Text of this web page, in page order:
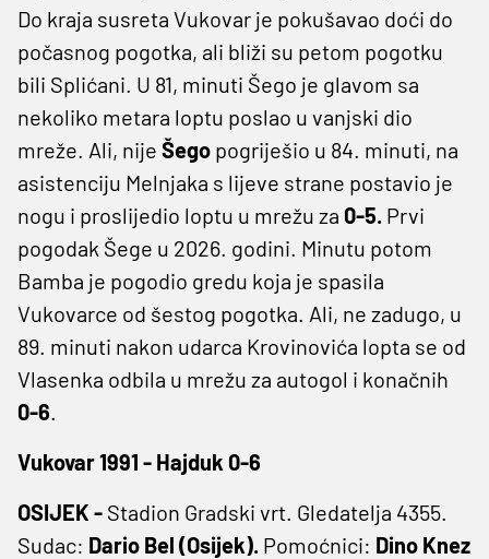
Do kraja susreta Vukovar je pokušavao doći do
počasnog pogotka, ali bliži su petom pogotku
bili Splićani. U 81, minuti Šego je glavom sa
nekoliko metara loptu poslao u vanjski dio
mreže. Ali, nije Šego pogriješio u 84. minuti, na
asistenciju Melnjaka s lijeve strane postavio je
nogu i proslijedio loptu u mrežu za 0-5. Prvi
pogodak Šege u 2026. godini. Minutu potom
Bamba je pogodio gredu koja je spasila
Vukovarce od šestog pogotka. Ali, ne zadugo, u
89. minuti nakon udarca Krovinovića lopta se od
Vlasenka odbila u mrežu za autogol i konačnih
0-6.
Vukovar 1991 - Hajduk 0-6
OSIJEK - Stadion Gradski vrt. Gledatelja 4355.
Sudac: Dario Bel (Osijek). Pomoćnici: Dino Knez